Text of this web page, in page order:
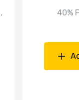
40%